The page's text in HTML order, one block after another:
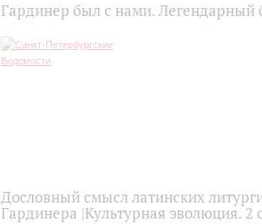
Гардинер был с нами. Легендарный
Дословный смысл латинских
Гардинера |Культурная эволюция. 2